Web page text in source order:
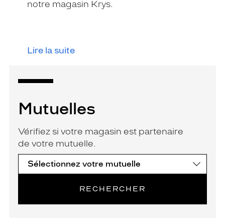
notre magasin Krys.
Lire la suite
Mutuelles
Vérifiez si votre magasin est partenaire
de votre mutuelle.
RECHERCHER